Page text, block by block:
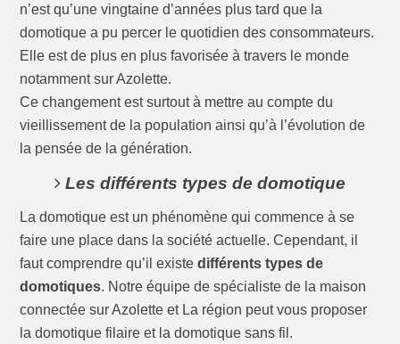
n’est qu’une vingtaine d’années plus tard que la
domotique a pu percer le quotidien des consommateurs.
Elle est de plus en plus favorisée à travers le monde
notamment sur Azolette.
Ce changement est surtout à mettre au compte du
vieillissement de la population ainsi qu’à l’évolution de
la pensée de la génération.
Les différents types de domotique
La domotique est un phénomène qui commence à se
faire une place dans la société actuelle. Cependant, il
faut comprendre qu’il existedifférents types de
domotiques. Notre équipe de spécialiste de la maison
connectée sur Azolette et La région peut vous proposer
la domotique filaire et la domotique sans fil.